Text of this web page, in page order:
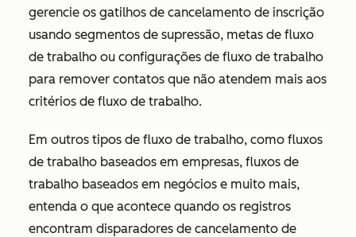
gerencie os gatilhos de cancelamento de inscrição
usando segmentos de supressão, metas de fluxo
de trabalho ou configurações de fluxo de trabalho
para remover contatos que não atendem mais aos
critérios de fluxo de trabalho.
Em outros tipos de fluxo de trabalho, como fluxos
de trabalho baseados em empresas, fluxos de
trabalho baseados em negócios e muito mais,
entenda o que acontece quando os registros
encontram disparadores de cancelamento de